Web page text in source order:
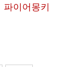
파이어몽키